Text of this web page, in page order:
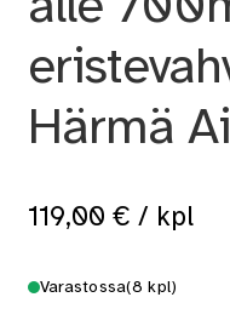
Härmä
119,00 € / kpl
Varastossa(8 kpl)